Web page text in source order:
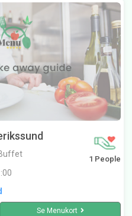
1 People
Se Menukort